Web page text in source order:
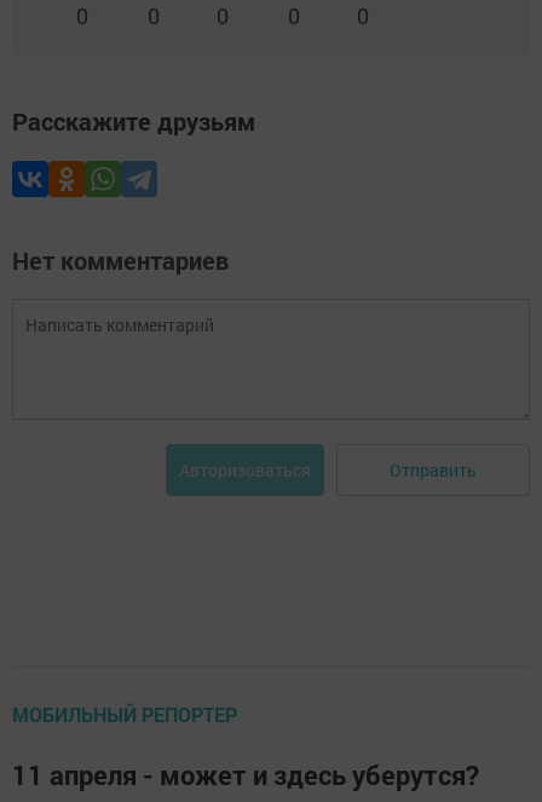
0 0 0 0 0
Расскажите друзьям
Нет комментариев
Авторизоваться Отправить
МОБИЛЬНЫЙ РЕПОРТЕР
11 апреля - может и здесь уберутся?